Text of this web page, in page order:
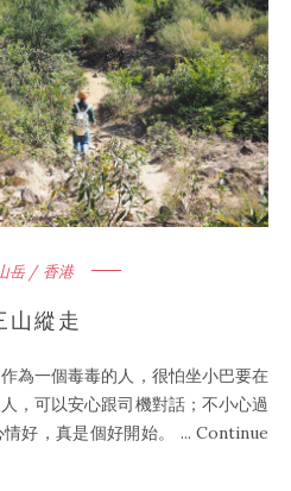
岳 / 香港
山縱走
為一個毒毒的人，很怕坐小巴要在
，可以安心跟司機對話；不小心過
好，真是個好開始。 ... Continue